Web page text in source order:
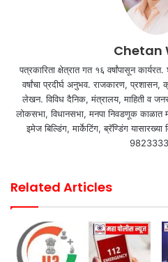
Chetan
पत्रकारिता क्षेत्रात गत १६ वर्षांपासून
वर्षांचा प्रदीर्घ अनुभव. राजकारण, प्रशासन,
लेखन. विविध दैनिक, मंत्रालय, माहिती व
लोकसभा, विधानसभा, मनपा निवडणूक काळात
इमेज बिल्डिंग, मार्केटिंग, ब्रॅण्डिंग यासारख्या
Related Articles